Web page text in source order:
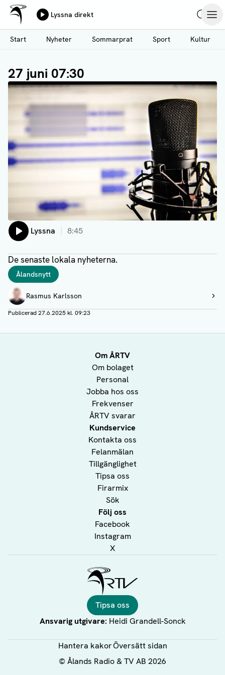
Hoppa
till
huvudinnehåll
Ålands Radio & TV
Lyssna direkt
Start
Nyheter Sommarprat Sport Kultur
27 juni 07:30
Lyssna 8:45
De senaste lokala nyheterna.
Taggar
Ålandsnytt
Författare
Rasmus Karlsson
Visa profil
Publicerad27.6.2025 kl. 09:23
Om ÅRTV
Om bolaget
Personal
Jobba hos oss
Frekvenser
ÅRTV svarar
Kundservice
Kontakta oss
Felanmälan
Tillgänglighet
Tipsa oss
Firarmix
Sök
Följ oss
Facebook
Instagram
X
Tipsa oss
Ansvarig utgivare: Heidi Grandell-Sonck
Hantera kakorÖversätt sidan
©Ålands Radio & TV AB 2026